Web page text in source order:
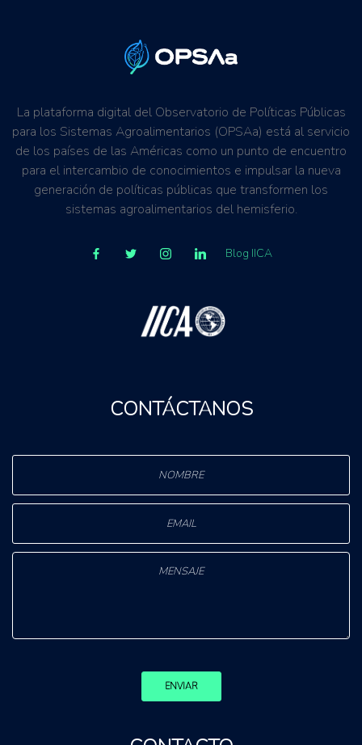
La plataforma digital del Observatorio de Políticas Públicas
para los Sistemas Agroalimentarios (OPSAa) está al servicio
de los países de las Américas como un punto de encuentro
para el intercambio de conocimientos e impulsar la nueva
generación de políticas públicas que transformen los
sistemas agroalimentarios del hemisferio.
Blog IICA
CONTÁCTANOS
ENVIAR